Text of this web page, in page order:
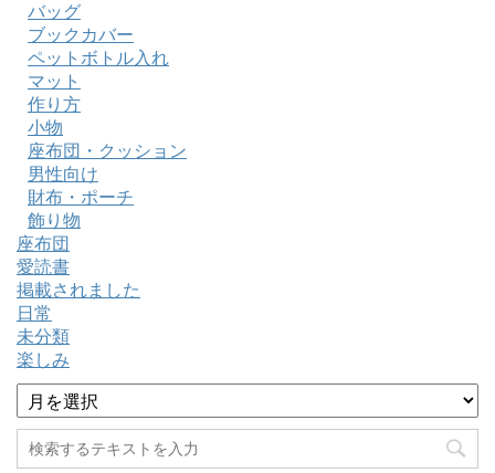
バッグ
ブックカバー
ペットボトル入れ
マット
作り方
小物
座布団・クッション
男性向け
財布・ポーチ
飾り物
座布団
愛読書
掲載されました
日常
未分類
楽しみ
ア
ー
カ
イ